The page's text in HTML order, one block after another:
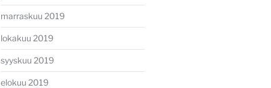
marraskuu 2019
lokakuu 2019
syyskuu 2019
elokuu 2019